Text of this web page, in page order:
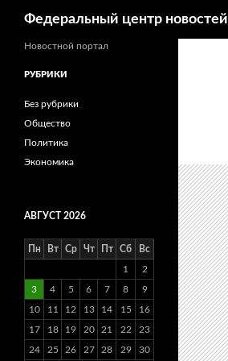
Федеральный центр новостей
Новостной портал
РУБРИКИ
Без рубрики
Общество
Политика
Экономика
АВГУСТ 2026
Пн Вт Ср Чт Пт Сб Вс
1 2
3 4 5 6 7 8 9
10 11 12 13 14 15 16
17 18 19 20 21 22 23
24 25 26 27 28 29 30